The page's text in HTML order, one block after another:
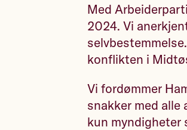
Med
2024. Vi
konflikten i
Vi fordømmer
snakker med
kun myndigheter